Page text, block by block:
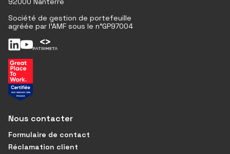
Société de gestion de portefeuille
agréée par l'AMF sous le n°GP97004
Nous contacter
Formulaire de contact
Réclamation client